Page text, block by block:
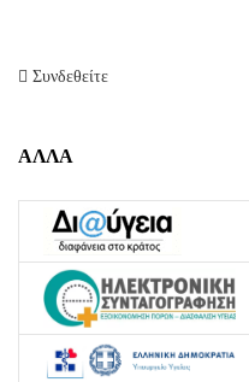
Συνδεθείτε
ΑΛΛΑ